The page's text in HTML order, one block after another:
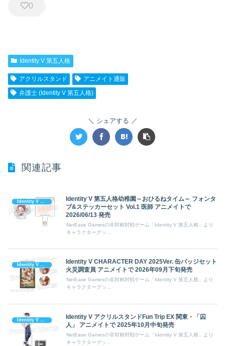
0
Identity V 第五人格
アクリルスタンド
アニメイト通販
弁護士 (Identity V 第五人格)
シェアする
関連記事
Identity V 第五人格幼稚園～おひるねタイム～ フォンタ
ブ&ステッカーセット Vol.1 医師 アニメイトで
2026/06/13 発売
NetEase Gamesの非対称対戦ゲーム「Identity V 第五人格」より
キャラクターグッ...
Identity V CHARACTER DAY 2025Ver. 缶バッジセット
火災調査員 アニメイトで 2026年09月下旬発売
NetEase Gamesの非対称対戦ゲーム「Identity V 第五人格」より
キャラクターグッ...
Identity V アクリルスタンドFun Trip EX 関東・「囚
人」 アニメイトで 2025年10月中旬発売
NetEase Gamesの非対称対戦ゲーム「Identity V 第五人格」より
キャラクターグッ...